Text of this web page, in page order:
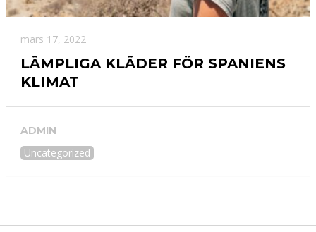
mars 17, 2022
LÄMPLIGA KLÄDER FÖR SPANIENS
KLIMAT
ADMIN
Uncategorized